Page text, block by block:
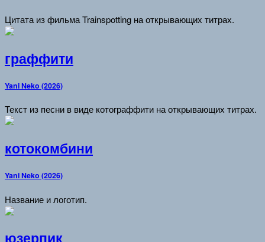
Цитата из фильма Trainspotting на открывающих титрах.
граффити
Yani Neko (2026)
Текст из песни в виде котограффити на открывающих титрах.
котокомбини
Yani Neko (2026)
Название и логотип.
юзерпик